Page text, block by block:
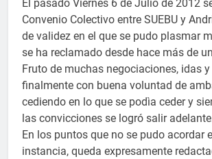
El pasado Viernes 6 de Julio de 2012
Convenio Colectivo entre SUEBU y
de validez en el que se pudo plasmar
se ha reclamado desde hace más de
Fruto de muchas negociaciones, idas
finalmente con buena voluntad de
cediendo en lo que se podìa ceder y
las convicciones se logró salir
En los puntos que no se pudo acordar
instancia, queda expresamente